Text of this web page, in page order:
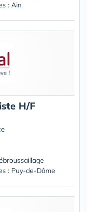
: Ain
H/F
: Puy-de-Dôme